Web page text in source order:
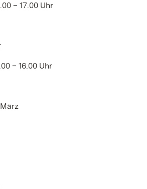
– 17.00 Uhr
– 16.00 Uhr